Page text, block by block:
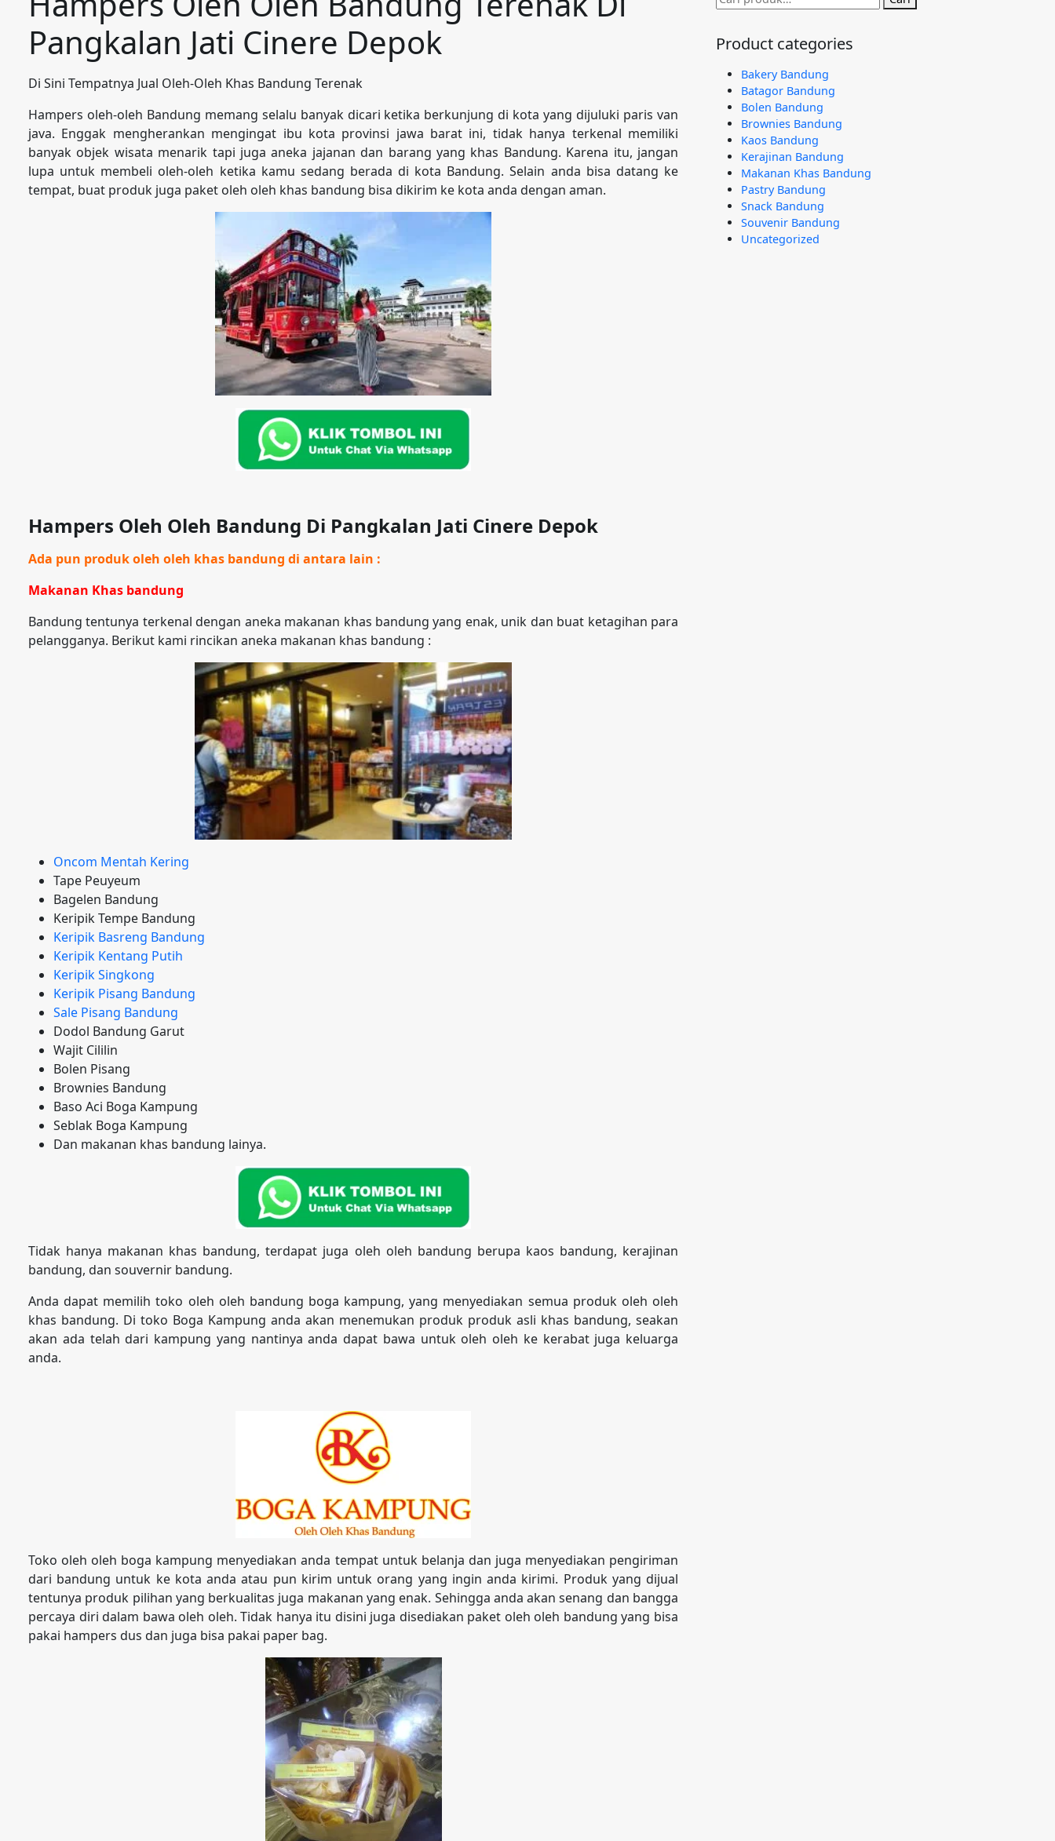
Pangkalan Jati Cinere Depok
Di Sini Tempatnya Jual Oleh-Oleh Khas Bandung Terenak
Hampers oleh-oleh Bandung memang selalu banyak dicari ketika berkunjung di kota yang dijuluki paris van
java. Enggak mengherankan mengingat ibu kota provinsi jawa barat ini, tidak hanya terkenal memiliki
banyak objek wisata menarik tapi juga aneka jajanan dan barang yang khas Bandung. Karena itu, jangan
lupa untuk membeli oleh-oleh ketika kamu sedang berada di kota Bandung. Selain anda bisa datang ke
tempat, buat produk juga paket oleh oleh khas bandung bisa dikirim ke kota anda dengan aman.
Hampers Oleh Oleh Bandung Di Pangkalan Jati Cinere Depok
Ada pun produk oleh oleh khas bandung di antara lain :
Makanan Khas bandung
Bandung tentunya terkenal dengan aneka makanan khas bandung yang enak, unik dan buat ketagihan para
pelangganya. Berikut kami rincikan aneka makanan khas bandung :
Oncom Mentah Kering
Tape Peuyeum
Bagelen Bandung
Keripik Tempe Bandung
Keripik Basreng Bandung
Keripik Kentang Putih
Keripik Singkong
Keripik Pisang Bandung
Sale Pisang Bandung
Dodol Bandung Garut
Wajit Cililin
Bolen Pisang
Brownies Bandung
Baso Aci Boga Kampung
Seblak Boga Kampung
Dan makanan khas bandung lainya.
Tidak hanya makanan khas bandung, terdapat juga oleh oleh bandung berupa kaos bandung, kerajinan
bandung, dan souvernir bandung.
Anda dapat memilih toko oleh oleh bandung boga kampung, yang menyediakan semua produk oleh oleh
khas bandung. Di toko Boga Kampung anda akan menemukan produk produk asli khas bandung, seakan
akan ada telah dari kampung yang nantinya anda dapat bawa untuk oleh oleh ke kerabat juga keluarga
anda.
Toko oleh oleh boga kampung menyediakan anda tempat untuk belanja dan juga menyediakan pengiriman
dari bandung untuk ke kota anda atau pun kirim untuk orang yang ingin anda kirimi. Produk yang dijual
tentunya produk pilihan yang berkualitas juga makanan yang enak. Sehingga anda akan senang dan bangga
percaya diri dalam bawa oleh oleh. Tidak hanya itu disini juga disediakan paket oleh oleh bandung yang bisa
pakai hampers dus dan juga bisa pakai paper bag.
untuk:
Product categories
Bakery Bandung
Batagor Bandung
Bolen Bandung
Brownies Bandung
Kaos Bandung
Kerajinan Bandung
Makanan Khas Bandung
Pastry Bandung
Snack Bandung
Souvenir Bandung
Uncategorized